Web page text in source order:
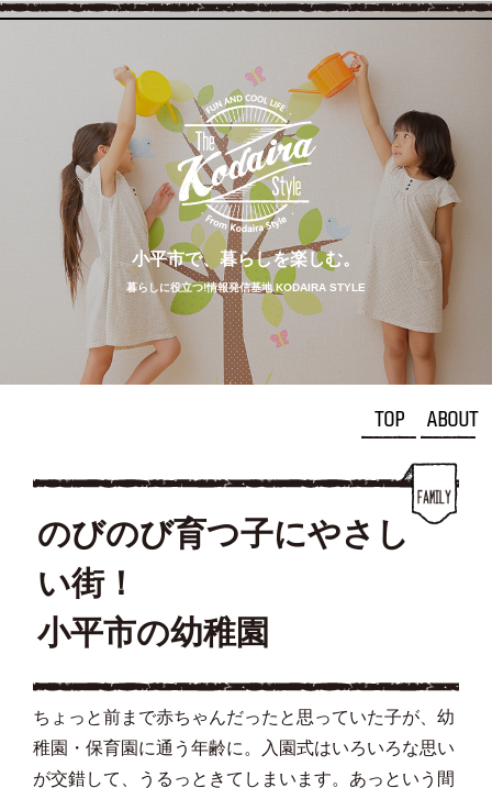
小平市で、 暮らしを楽しむ。
暮らしに役立つ!情報発信基地 KODAIRA STYLE
TOP ABOUT
のびのび育つ子にやさし
い街！
小平市の幼稚園
ちょっと前まで赤ちゃんだったと思っていた子が、幼
稚園・保育園に通う年齢に。入園式はいろいろな思い
が交錯して、うるっときてしまいます。あっという間